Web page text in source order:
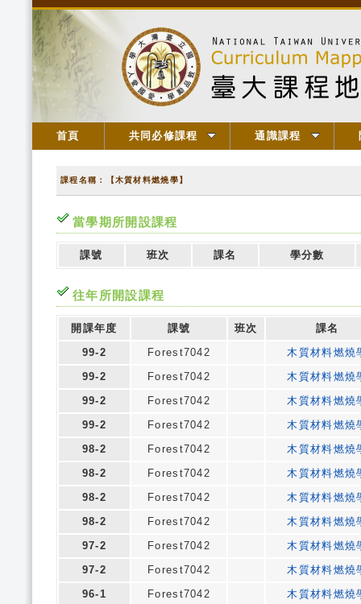
首頁 共同必修課程 通識課程
課程名稱：【木質材料燃燒學】
當學期所開設課程
課號 班次 課名 學分數
往年所開設課程
開課年度 課號 班次
課名
99-2
Forest7042
木質材料燃燒
99-2
Forest7042
木質材料燃燒
99-2
Forest7042
木質材料燃燒
99-2
Forest7042
木質材料燃燒
98-2
Forest7042
木質材料燃燒
98-2
Forest7042
木質材料燃燒
98-2
Forest7042
木質材料燃燒
98-2
Forest7042
木質材料燃燒
97-2
Forest7042
木質材料燃燒
97-2
Forest7042
木質材料燃燒
96-1
Forest7042
木質材料燃燒